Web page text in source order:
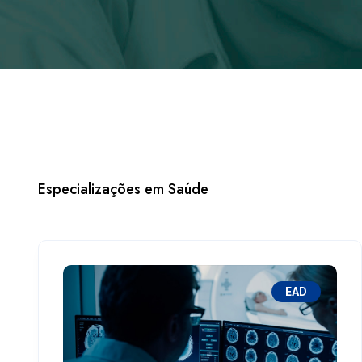
Especializações em Saúde
EAD